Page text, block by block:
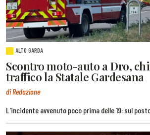
ALTO GARDA
Scontro moto-auto a Dro,
traffico la Statale Gardesana
di Redazione
L'incidente avvenuto poco prima delle 19: sul